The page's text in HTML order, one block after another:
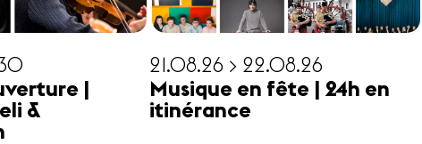
|
&
21.08.26 > 22.08.26
Musique en fête | 24h en
itinérance